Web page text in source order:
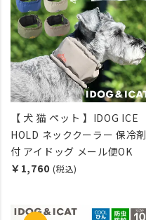
【 犬 猫 ペット 】IDOG ICE
HOLD ネッククーラー 保冷剤
付 アイドッグ メール便OK
￥1,760 (税込)